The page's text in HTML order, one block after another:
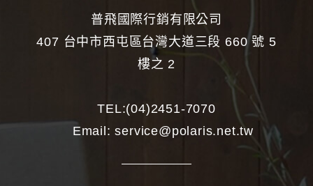
普飛國際行銷有限公司
407 台中市西屯區台灣大道三段 660 號 5
樓之 2
TEL:(04)2451-7070
Email:service@polaris.net.tw